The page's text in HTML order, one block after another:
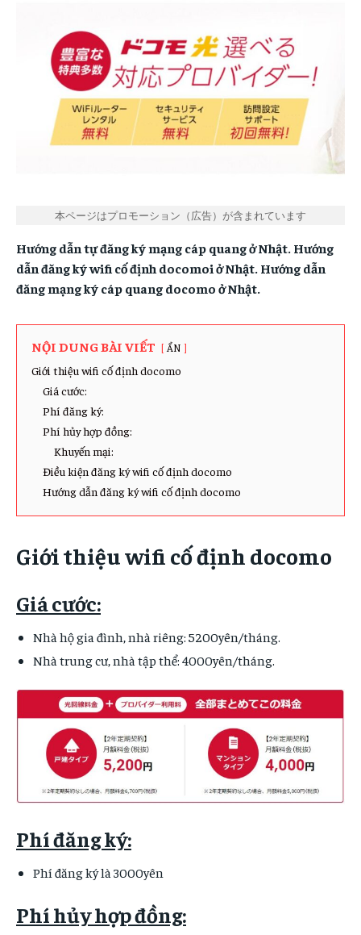
SIM GIÁ RẺ
WIFI CỐ ĐỊNH
WIFI CẦM TAY
WIFI AU
SIM AHAMO
SIM LINEMO
ĐỜI SỐNG
DU LỊCH
SỨC KHỎE
LÀM ĐẸP
MUA SẮM
SIM GIÁ RẺ
WIFI CỐ ĐỊNH
WIFI CẦM TAY
WIFI AU
SIM AHAMO
SIM LINEMO
ĐỜI SỐNG
DU LỊCH
SỨC KHỎE
LÀM ĐẸP
MUA SẮM
WIFI CỐ ĐỊNH
WIFI CẦM TAY
WIFI AU
WIFI BIGLOBE
WIFI SOFTBANK
SIM AHAMO
SIM LINEMO
SIM RAKUTEN
ĐỜI SỐNG
DU LỊCH
SỨC KHỎE
LÀM ĐẸP
MUA SẮM
WIFI CỐ ĐỊNH
WIFI CẦM TAY
WIFI AU
WIFI BIGLOBE
WIFI SOFTBANK
SIM AHAMO
SIM LINEMO
SIM RAKUTEN
ĐỜI SỐNG
DU LỊCH
SỨC KHỎE
LÀM ĐẸP
MUA SẮM
本ページはプロモーション（広告）が含まれています
Hướng dẫn tự đăng ký mạng cáp quang ở Nhật. Hướng
dẫn đăng ký wifi cố định docomoi ở Nhật. Hướng dẫn
đăng mạng ký cáp quang docomo ở Nhật.
NỘI DUNG BÀI VIẾT ẨN
Giới thiệu wifi cố định docomo
Giá cước:
Phí đăng ký:
Phí hủy hợp đồng:
Khuyến mại:
Điều kiện đăng ký wifi cố định docomo
Hướng dẫn đăng ký wifi cố định docomo
Giới thiệu wifi cố định docomo
Giá cước:
Nhà hộ gia đình, nhà riêng: 5200yên/tháng.
Nhà trung cư, nhà tập thể: 4000yên/tháng.
Phí đăng ký:
Phí đăng ký là 3000yên
Phí hủy hợp đồng: